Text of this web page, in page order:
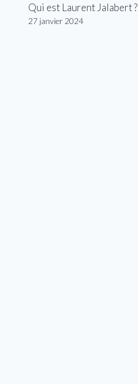
Qui est Laurent Jalabert ?
27 janvier 2024